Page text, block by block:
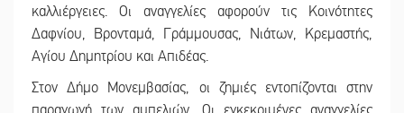
καλλιέργειες. Οι αναγγελίες αφορούν τις Κοινότητες
Δαφνίου, Βρονταμά, Γράμμουσας, Νιάτων, Κρεμαστής,
Αγίου Δημητρίου και Απιδέας.
Στον Δήμο Μονεμβασίας, οι ζημιές εντοπίζονται στην